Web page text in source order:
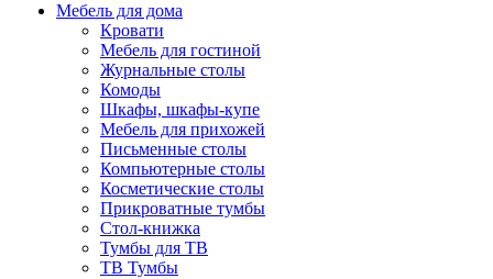
Мебель для дома
Кровати
Мебель для гостиной
Журнальные столы
Комоды
Шкафы, шкафы-купе
Мебель для прихожей
Письменные столы
Компьютерные столы
Косметические столы
Прикроватные тумбы
Стол-книжка
Тумбы для ТВ
ТВ Тумбы